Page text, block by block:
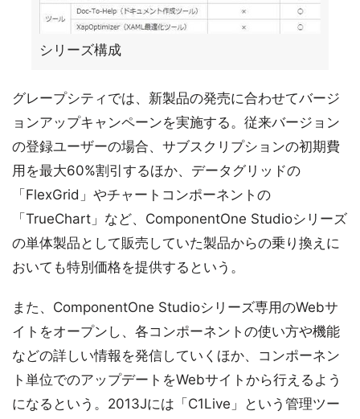
シリーズ構成
グレープシティでは、新製品の発売に合わせてバージ
ョンアップキャンペーンを実施する。従来バージョン
の登録ユーザーの場合、サブスクリプションの初期費
用を最大60%割引するほか、データグリッドの
「FlexGrid」やチャートコンポーネントの
「TrueChart」など、ComponentOne Studioシリーズ
の単体製品として販売していた製品からの乗り換えに
おいても特別価格を提供するという。
また、ComponentOne Studioシリーズ専用のWebサ
イトをオープンし、各コンポーネントの使い方や機能
などの詳しい情報を発信していくほか、コンポーネン
ト単位でのアップデートをWebサイトから行えるよう
になるという。2013Jには「C1Live」という管理ツー